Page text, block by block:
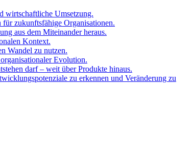
wirtschaftliche Umsetzung.
für zukunftsfähige Organisationen.
aus dem Miteinander heraus.
Kontext.
Wandel zu nutzen.
Evolution.
darf – weit über Produkte hinaus.
zu erkennen und Veränderung zu